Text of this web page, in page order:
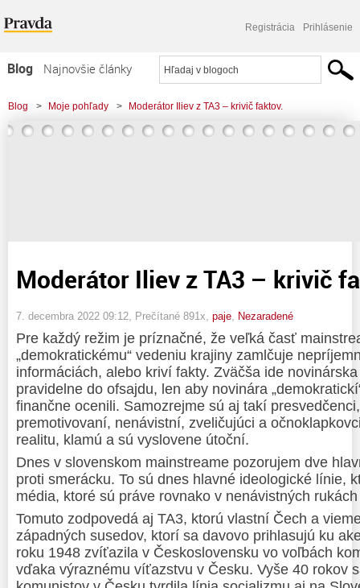
Registrácia Prihlásenie
Blog
Najnovšie články
Najčítanejšie články
Najkomentovanejšie články
Blog > Moje pohľady > Moderátor Iliev z TA3 – krivič faktov.
Moderátor Iliev z TA3 – krivič
7. decembra 2022 09:12 , Prečítané 891x, paje Nezaradené
Pre každý režim je príznačné, že veľká časť
„demokratickému“ vedeniu krajiny zamlčuje
informáciách, alebo kriví fakty. Zväčša ide
pravidelne do ofsajdu, len aby novinára
finančne ocenili. Samozrejme sú aj takí
premotivovaní, nenávistní, zveličujúci a
realitu, klamú a sú vyslovene útoční.
Dnes v slovenskom mainstreame pozorujem dve
proti smerácku. To sú dnes hlavné ideologické línie,
média, ktoré sú práve rovnako v nenávistných
Tomuto zodpovedá aj TA3, ktorú vlastní Čech a
západných susedov, ktorí sa davovo prihlasujú ku
roku 1948 zvíťazila v Československu vo voľbách
vďaka výraznému víťazstvu v Česku. Vyše 40 rokov